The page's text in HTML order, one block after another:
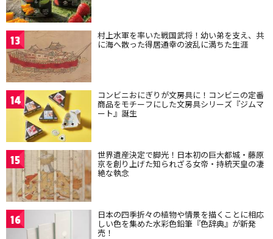
13 村上水軍を率いた戦国武将！幼い弟を支え、共
に海へ散った得居通幸の波乱に満ちた生涯
14 コンビニおにぎりが文房具に！コンビニの定番
商品をモチーフにした文房具シリーズ『ジムマ
ート』誕生
15 世界遺産決定で脚光！日本初の巨大都城・藤原
京を創り上げた知られざる女帝・持統天皇の凄
絶な執念
16 日本の四季折々の植物や情景を描くことに相応
しい色を集めた水彩色鉛筆『色辞典』が新発
売！